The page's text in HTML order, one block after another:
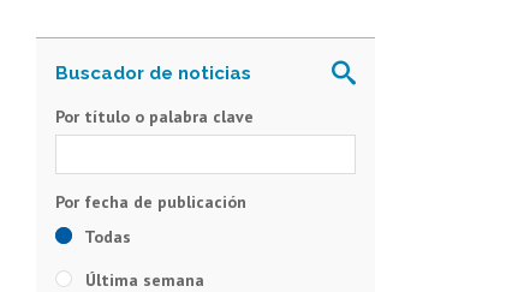
Por título o palabra clave
Todas
Última semana